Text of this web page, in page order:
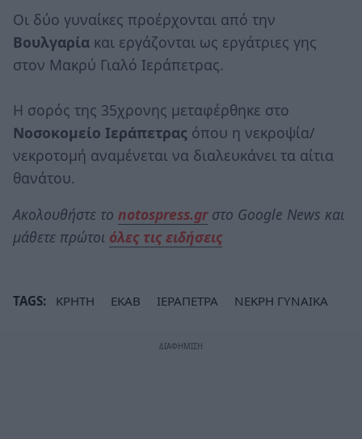
Οι δύο γυναίκες προέρχονται από την
Βουλγαρία και εργάζονται ως εργάτριες γης
στον Μακρύ Γιαλό Ιεράπετρας.
Η σορός της 35χρονης μεταφέρθηκε στο
Νοσοκομείο Ιεράπετρας όπου η νεκροψία/
νεκροτομή αναμένεται να διαλευκάνει τα αίτια
θανάτου.
Ακολουθήστε το notospress.grστο Google News και
μάθετε πρώτοι όλες τις ειδήσεις
TAGS: ΚΡΗΤΗ ΕΚΑΒ ΙΕΡΑΠΕΤΡΑ ΝΕΚΡΗ ΓΥΝΑΙΚΑ